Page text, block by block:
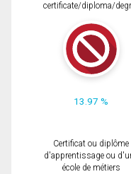
certificate/diploma/
13.97 %
Certificat ou diplôme
d'apprentissage ou
école de métiers